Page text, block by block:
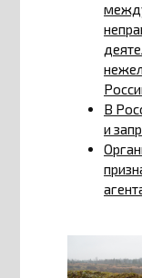
В
и